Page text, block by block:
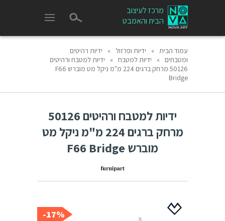
מרכז לעיצוב
הבית והאמבט
עמוד הבית » ידיות ופרזול »
ידיות רהיטים
ומטבחים
» ידיות למטבח »
ידיות למטבח ורהיטים
50126 מרחק ברגים 224 מ"מ ניקל מט מוברש F66
Bridge
ידיות למטבח ורהיטים 50126
מרחק ברגים 224 מ"מ ניקל מט
מוברש F66 Bridge
17%-